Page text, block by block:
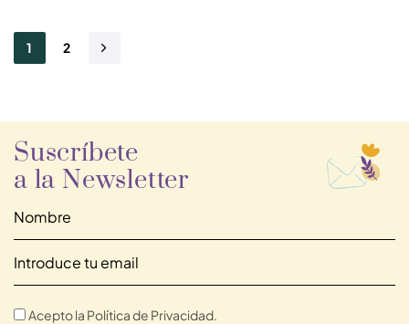
1 2
Suscríbete
a la Newsletter
Acepto la Política de Privacidad.